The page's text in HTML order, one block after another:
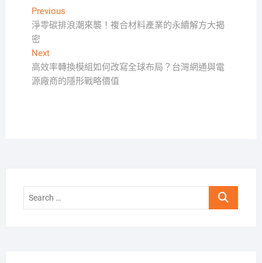
文
章
導
覽
PreviousPrevious
post:
淨零碳排浪潮來襲！複合材料產業的永續解方大揭
密
NextNext
post:
高效率轉換模組如何改寫全球布局？台灣網通與電
源廠商的隱形戰略價值
Search